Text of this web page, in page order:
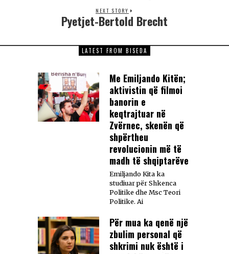
NEXT STORY
Pyetjet-Bertold Brecht
LATEST FROM BISEDA
Me Emiljando Kitën;
aktivistin që filmoi
banorin e
keqtrajtuar në
Zvërnec, skenën që
shpërtheu
revolucionin më të
madh të shqiptarëve
Emiljando Kita ka
studiuar për Shkenca
Politike dhe Msc Teori
Politike. Ai
Për mua ka qenë një
zbulim personal që
shkrimi nuk është i